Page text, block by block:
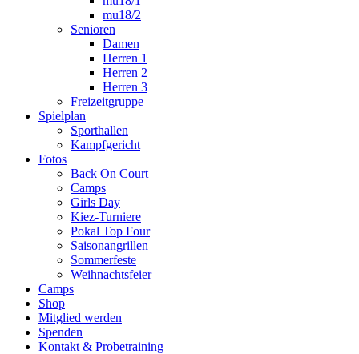
mu18/2
Senioren
Damen
Herren 1
Herren 2
Herren 3
Freizeitgruppe
Spielplan
Sporthallen
Kampfgericht
Fotos
Back On Court
Camps
Girls Day
Kiez-Turniere
Pokal Top Four
Saisonangrillen
Sommerfeste
Weihnachtsfeier
Camps
Shop
Mitglied werden
Spenden
Kontakt & Probetraining